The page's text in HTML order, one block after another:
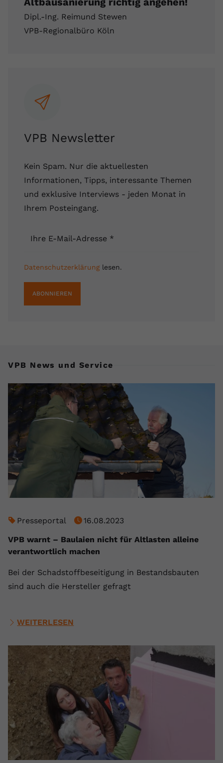
Dipl.-Ing. Reimund Stewen
VPB-Regionalbüro Köln
VPB Newsletter
Kein Spam. Nur die aktuellesten
Informationen, Tipps, interessante Themen
und exklusive Interviews - jeden Monat in
Ihrem Posteingang.
Ihre E-Mail-Adresse *
Datenschutzerklärunglesen.
ABONNIEREN
VPB News und Service
Presseportal
16.08.2023
VPB warnt – Baulaien nicht für Altlasten alleine
verantwortlich machen
Bei der Schadstoffbeseitigung in Bestandsbauten
sind auch die Hersteller gefragt
WEITERLESEN